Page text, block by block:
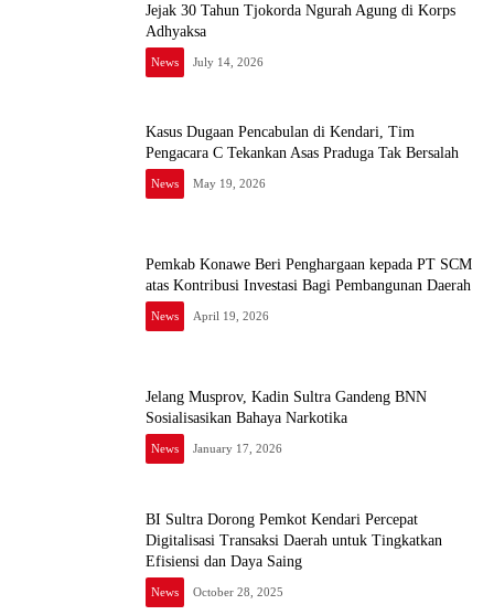
Jejak 30 Tahun Tjokorda Ngurah Agung di Korps
Adhyaksa
News July 14, 2026
Kasus Dugaan Pencabulan di Kendari, Tim
Pengacara C Tekankan Asas Praduga Tak Bersalah
News May 19, 2026
Pemkab Konawe Beri Penghargaan kepada PT SCM
atas Kontribusi Investasi Bagi Pembangunan Daerah
News April 19, 2026
Jelang Musprov, Kadin Sultra Gandeng BNN
Sosialisasikan Bahaya Narkotika
News January 17, 2026
BI Sultra Dorong Pemkot Kendari Percepat
Digitalisasi Transaksi Daerah untuk Tingkatkan
Efisiensi dan Daya Saing
News October 28, 2025